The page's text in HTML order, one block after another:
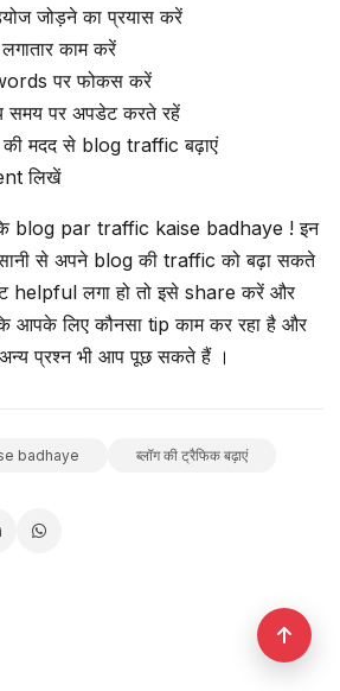
जोड़ने का प्रयास करें
काम करें
पर फोकस करें
समय पर अपडेट करते रहें
मदद से blog traffic बढ़ाएं
लिखें
blog par traffic kaise badhaye ! इन
से अपने blog की traffic को बढ़ा सकते
helpful लगा हो तो इसे share करें और
आपके लिए कौनसा tip काम कर रहा है और
प्रश्न भी आप पूछ सकते हैं ।
badhaye ब्लॉग की ट्रैफिक बढ़ाएं